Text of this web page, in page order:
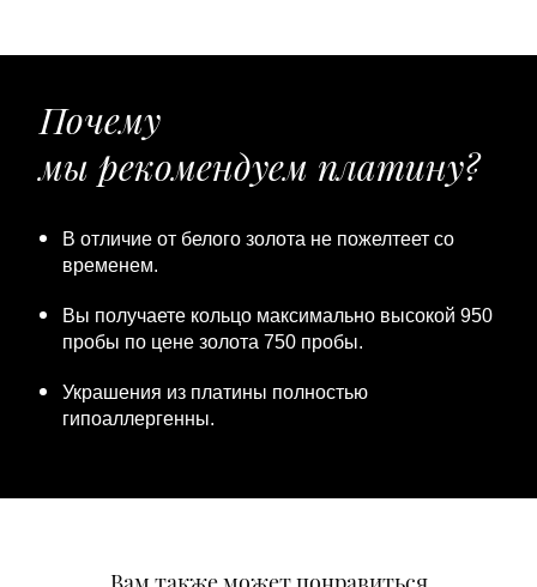
Почему
мы рекомендуем платину?
В отличие от белого золота не пожелтеет со
временем.
Вы получаете кольцо максимально высокой 950
пробы по цене золота 750 пробы.
Украшения из платины полностью
гипоаллергенны.